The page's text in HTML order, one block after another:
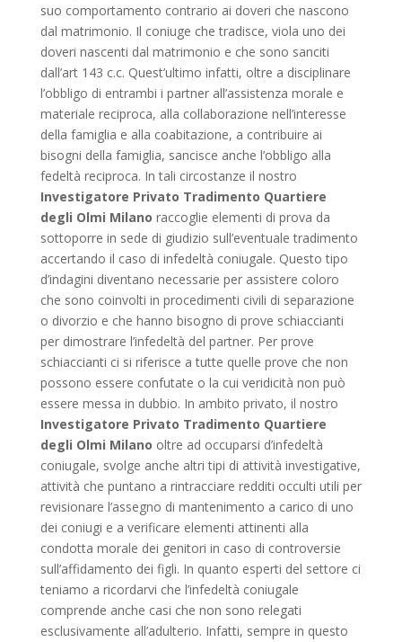
suo comportamento contrario ai doveri che nascono
dal matrimonio. Il coniuge che tradisce, viola uno dei
doveri nascenti dal matrimonio e che sono sanciti
dall’art 143 c.c. Quest’ultimo infatti, oltre a disciplinare
l’obbligo di entrambi i partner all’assistenza morale e
materiale reciproca, alla collaborazione nell’interesse
della famiglia e alla coabitazione, a contribuire ai
bisogni della famiglia, sancisce anche l’obbligo alla
fedeltà reciproca. In tali circostanze il nostro
Investigatore Privato Tradimento Quartiere
degli Olmi Milano raccoglie elementi di prova da
sottoporre in sede di giudizio sull’eventuale tradimento
accertando il caso di infedeltà coniugale. Questo tipo
d’indagini diventano necessarie per assistere coloro
che sono coinvolti in procedimenti civili di separazione
o divorzio e che hanno bisogno di prove schiaccianti
per dimostrare l’infedeltà del partner. Per prove
schiaccianti ci si riferisce a tutte quelle prove che non
possono essere confutate o la cui veridicità non può
essere messa in dubbio. In ambito privato, il nostro
Investigatore Privato Tradimento Quartiere
degli Olmi Milano oltre ad occuparsi d’infedeltà
coniugale, svolge anche altri tipi di attività investigative,
attività che puntano a rintracciare redditi occulti utili per
revisionare l’assegno di mantenimento a carico di uno
dei coniugi e a verificare elementi attinenti alla
condotta morale dei genitori in caso di controversie
sull’affidamento dei figli. In quanto esperti del settore ci
teniamo a ricordarvi che l’infedeltà coniugale
comprende anche casi che non sono relegati
esclusivamente all’adulterio. Infatti, sempre in questo